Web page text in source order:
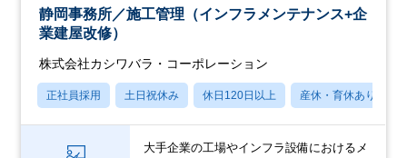
静岡事務所／施工管理（インフラメンテナンス+企
業建屋改修）
株式会社カシワバラ・コーポレーション
正社員採用 土日祝休み 休日120日以上 産休・育休あり
大手企業の工場やインフラ設備におけるメ